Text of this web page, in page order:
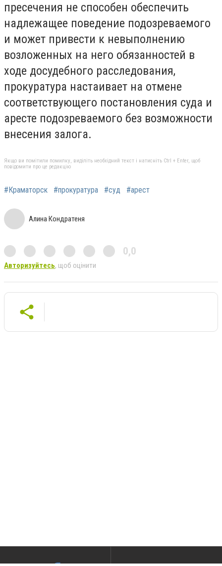
пресечения не способен обеспечить
надлежащее поведение подозреваемого
и может привести к невыполнению
возложенных на него обязанностей в
ходе досудебного расследования,
прокуратура настаивает на отмене
соответствующего постановления суда и
аресте подозреваемого без возможности
внесения залога.
Якщо ви помітили помилку, виділіть необхідний текст і натисніть Ctrl + Enter, щоб
повідомити про це редакцію
#Краматорск #прокуратура #суд #арест
Алина Кондратеня
0,0
Авторизуйтесь, щоб оцінити